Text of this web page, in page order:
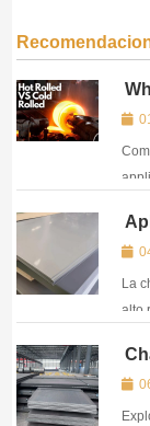
cost.
La
alto
la